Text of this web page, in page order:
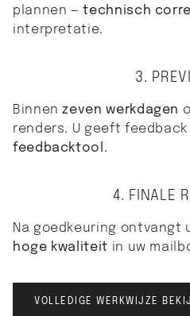
plannen —technisch
interpretatie.
3.
Binnenzeven werkdagen
renders. U geeft feedback
feedbacktool .
4. FINALE
Na goedkeuring ontvangt
hoge kwaliteit in uw
VOLLEDIGE WERKWIJZE